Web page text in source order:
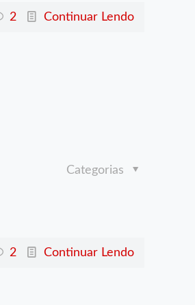
2 Continuar Lendo
Categorias
2 Continuar Lendo